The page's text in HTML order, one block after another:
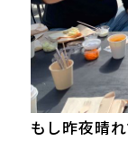
もし昨夜晴